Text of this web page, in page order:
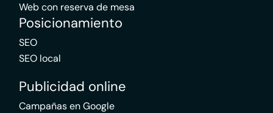
Web con reserva de mesa
Posicionamiento
SEO
SEO local
Publicidad online
Campañas en Google